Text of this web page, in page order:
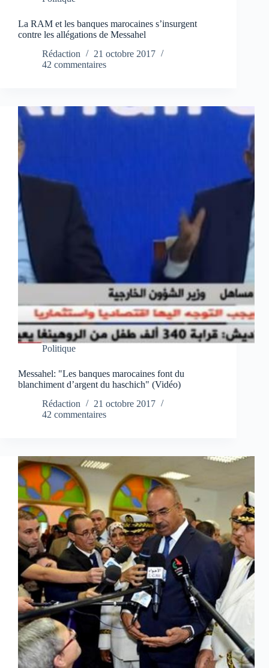
La RAM et les banques marocaines s’insurgent
contre les allégations de Messahel
Rédaction
21 octobre 2017
42 commentaires
Politique
Messahel: "Les banques marocaines font du
blanchiment d’argent du haschich" (Vidéo)
Rédaction
21 octobre 2017
42 commentaires